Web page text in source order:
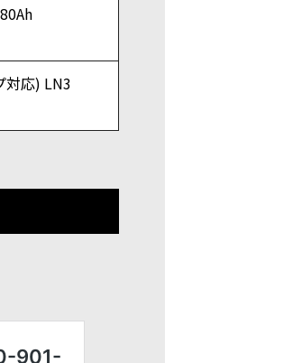
応) LN3